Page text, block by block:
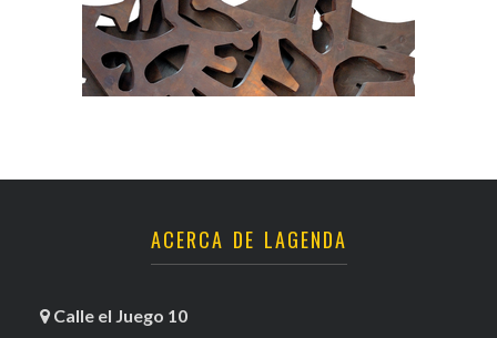
ACERCA DE LAGENDA
Calle el Juego 10